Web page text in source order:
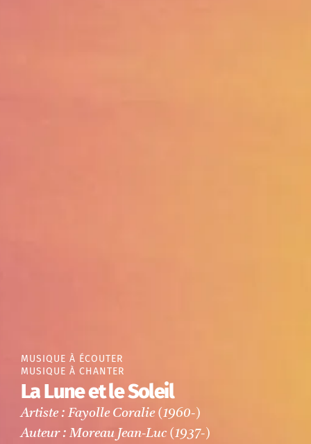
MUSIQUE À ÉCOUTER
MUSIQUE À CHANTER
La Lune et le Soleil
Artiste : Fayolle Coralie (1960-)
Auteur : Moreau Jean-Luc (1937-)